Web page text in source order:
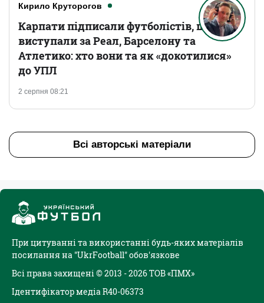
Кирило Круторогов
2 серпня 08:21
Карпати підписали футболістів, що
виступали за Реал, Барселону та
Атлетико: хто вони та як «докотилися»
до УПЛ
Всі авторські матеріали
При цитуванні та використанні будь-яких матеріалів
посилання на "UkrFootball" обов'язкове
Всі права захищені © 2013 - 2026 ТОВ «ПМХ»
Ідентифікатор медіа R40-06373